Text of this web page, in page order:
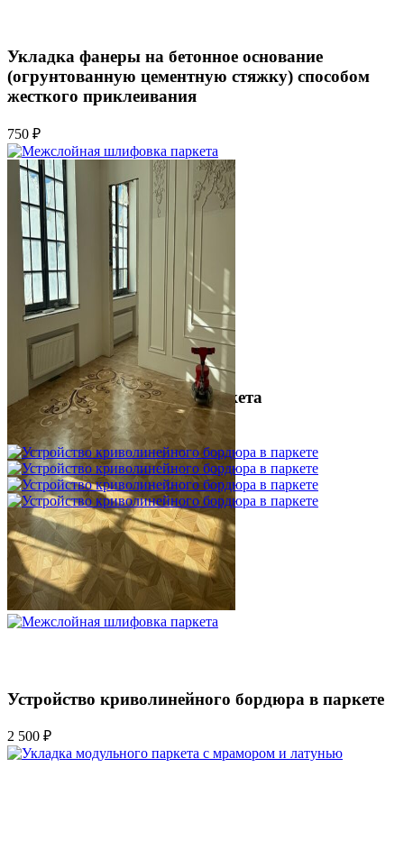
Укладка фанеры на бетонное основание
(огрунтованную цементную стяжку) способом
жесткого приклеивания
750 ₽
Межслойная шлифовка паркета
1 200 ₽
Устройство криволинейного бордюра в паркете
2 500 ₽